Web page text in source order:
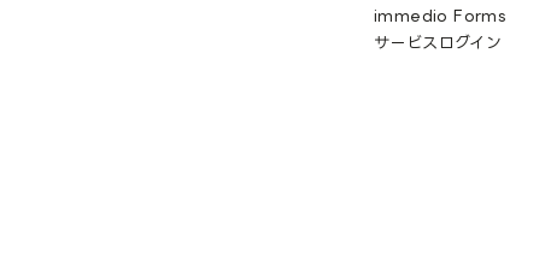
immedio Forms
サービスログイン